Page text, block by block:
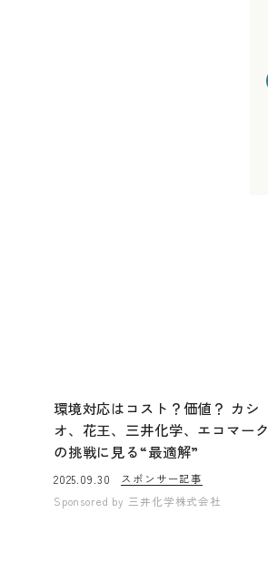
環境対応はコスト？価値？ カシ
オ、花王、三井化学、エコマーク
の挑戦に見る“最適解”
2025.09.30
スポンサー記事
Sponsored by 三井化学株式会社